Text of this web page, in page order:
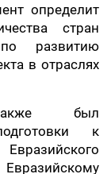
определит
стран
по развитию
в отраслях
был
к